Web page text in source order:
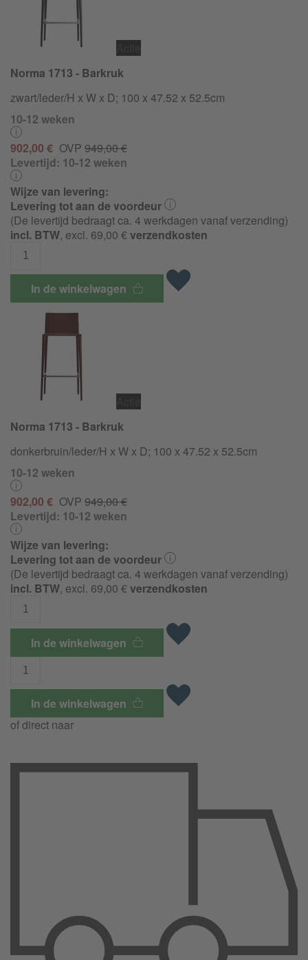
Norma 1713 - Barkruk
zwart/leder/H x W x D; 100 x 47.52 x 52.5cm
10-12 weken
902,00 € OVP 949,00 €
Levertijd: 10-12 weken
Wijze van levering:
Levering tot aan de voordeur
(De levertijd bedraagt ca. 4 werkdagen vanaf verzending)
incl. BTW, excl. 69,00 €verzendkosten
In de winkelwagen
Norma 1713 - Barkruk
donkerbruin/leder/H x W x D; 100 x 47.52 x 52.5cm
10-12 weken
902,00 € OVP 949,00 €
Levertijd: 10-12 weken
Wijze van levering:
Levering tot aan de voordeur
(De levertijd bedraagt ca. 4 werkdagen vanaf verzending)
incl. BTW, excl. 69,00 €verzendkosten
In de winkelwagen
In de winkelwagen
of direct naar